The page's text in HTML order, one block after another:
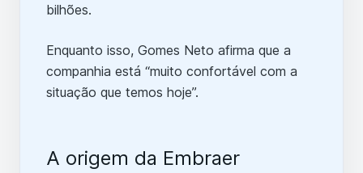
bilhões.
Enquanto isso, Gomes Neto afirma que a
companhia está “muito confortável com a
situação que temos hoje”.
A origem da Embraer